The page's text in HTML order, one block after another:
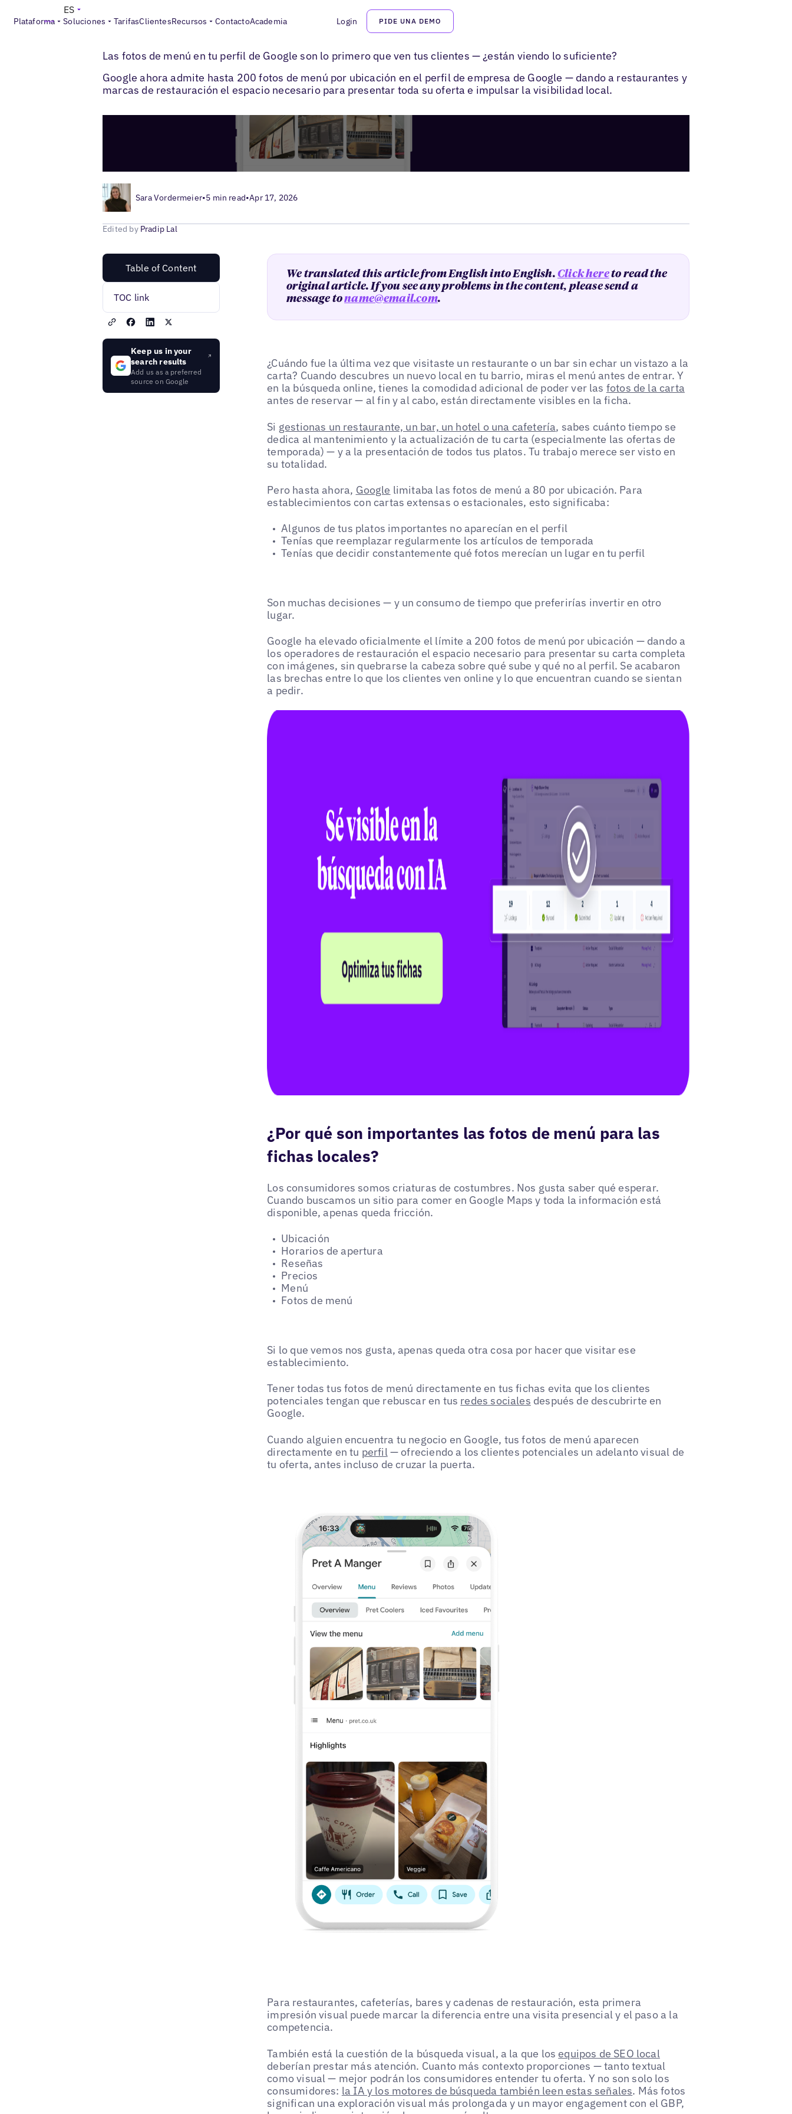
Plataforma Soluciones TarifasClientesRecursos ContactoAcademia Login PIDE UNA DEMO
ES
Blogs > Optimización de fichas locales> Fotos de menú en Google
Las fotos de menú en tu perfil de Google son lo primero que ven tus clientes — ¿están viendo lo suficiente?
Google ahora admite hasta 200 fotos de menú por ubicación en el perfil de empresa de Google — dando a restaurantes y
marcas de restauración el espacio necesario para presentar toda su oferta e impulsar la visibilidad local.
Sara Vordermeier•5 min read•Apr 17, 2026
Edited by Pradip Lal
Table of Content
TOC link
Keep us in your
search results
Add us as a preferred
source on Google
We translated this article from English into English. Click hereto read the
original article. If you see any problems in the content, please send a
message toname@email.com.
¿Cuándo fue la última vez que visitaste un restaurante o un bar sin echar un vistazo a la
carta? Cuando descubres un nuevo local en tu barrio, miras el menú antes de entrar. Y
en la búsqueda online, tienes la comodidad adicional de poder ver las fotos de la carta
antes de reservar — al fin y al cabo, están directamente visibles en la ficha.
Si gestionas un restaurante, un bar, un hotel o una cafetería, sabes cuánto tiempo se
dedica al mantenimiento y la actualización de tu carta (especialmente las ofertas de
temporada) — y a la presentación de todos tus platos. Tu trabajo merece ser visto en
su totalidad.
Pero hasta ahora, Google limitaba las fotos de menú a 80 por ubicación. Para
establecimientos con cartas extensas o estacionales, esto significaba:
Algunos de tus platos importantes no aparecían en el perfil
Tenías que reemplazar regularmente los artículos de temporada
Tenías que decidir constantemente qué fotos merecían un lugar en tu perfil
Son muchas decisiones — y un consumo de tiempo que preferirías invertir en otro
lugar.
Google ha elevado oficialmente el límite a 200 fotos de menú por ubicación — dando a
los operadores de restauración el espacio necesario para presentar su carta completa
con imágenes, sin quebrarse la cabeza sobre qué sube y qué no al perfil. Se acabaron
las brechas entre lo que los clientes ven online y lo que encuentran cuando se sientan
a pedir.
¿Por qué son importantes las fotos de menú para las
fichas locales?
Los consumidores somos criaturas de costumbres. Nos gusta saber qué esperar.
Cuando buscamos un sitio para comer en Google Maps y toda la información está
disponible, apenas queda fricción.
Ubicación
Horarios de apertura
Reseñas
Precios
Menú
Fotos de menú
Si lo que vemos nos gusta, apenas queda otra cosa por hacer que visitar ese
establecimiento.
Tener todas tus fotos de menú directamente en tus fichas evita que los clientes
potenciales tengan que rebuscar en tus redes sociales después de descubrirte en
Google.
Cuando alguien encuentra tu negocio en Google, tus fotos de menú aparecen
directamente en tu perfil— ofreciendo a los clientes potenciales un adelanto visual de
tu oferta, antes incluso de cruzar la puerta.
Para restaurantes, cafeterías, bares y cadenas de restauración, esta primera
impresión visual puede marcar la diferencia entre una visita presencial y el paso a la
competencia.
También está la cuestión de la búsqueda visual, a la que los equipos de SEO local
deberían prestar más atención. Cuanto más contexto proporciones — tanto textual
como visual — mejor podrán los consumidores entender tu oferta. Y no son solo los
consumidores: la IA y los motores de búsqueda también leen estas señales. Más fotos
significan una exploración visual más prolongada y un mayor engagement con el GBP,